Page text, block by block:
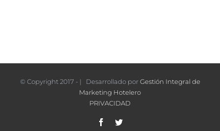
© Copyright 2017 - | Desarrollado porGestión Integral de
Marketing Hotelero
PRIVACIDAD
FacebookTwitter